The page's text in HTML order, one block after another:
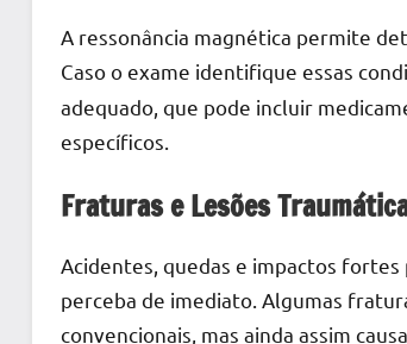
A ressonância magnética permite
Caso o exame identifique essas
adequado, que pode incluir
específicos.
Fraturas e Lesões
Acidentes, quedas e impactos
perceba de imediato. Algumas
convencionais, mas ainda assim